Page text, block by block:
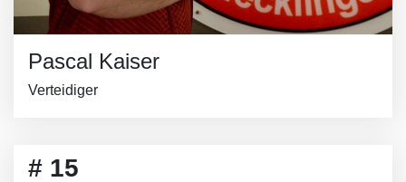
Pascal Kaiser
Verteidiger
# 15